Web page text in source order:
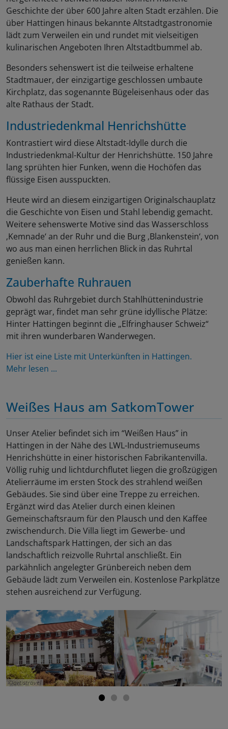
Geschichte der über 600 Jahre alten Stadt erzählen. Die
über Hattingen hinaus bekannte Altstadtgastronomie
lädt zum Verweilen ein und rundet mit vielseitigen
kulinarischen Angeboten Ihren Altstadtbummel ab.
Besonders sehenswert ist die teilweise erhaltene
Stadtmauer, der einzigartige geschlossen umbaute
Kirchplatz, das sogenannte Bügeleisenhaus oder das
alte Rathaus der Stadt.
Industriedenkmal Henrichshütte
Kontrastiert wird diese Altstadt-Idylle durch die
Industriedenkmal-Kultur der Henrichshütte. 150 Jahre
lang sprühten hier Funken, wenn die Hochöfen das
flüssige Eisen ausspuckten.
Heute wird an diesem einzigartigen Originalschauplatz
die Geschichte von Eisen und Stahl lebendig gemacht.
Weitere sehenswerte Motive sind das Wasserschloss
‚Kemnade‘ an der Ruhr und die Burg ‚Blankenstein‘, von
wo aus man einen herrlichen Blick in das Ruhrtal
genießen kann.
Zauberhafte Ruhrauen
Obwohl das Ruhrgebiet durch Stahlhüttenindustrie
geprägt war, findet man sehr grüne idyllische Plätze:
Hinter Hattingen beginnt die „Elfringhauser Schweiz“
mit ihren wunderbaren Wanderwegen.
Hier ist eine Liste mit Unterkünften in Hattingen.
Mehr lesen ...
Weißes Haus am SatkomTower
Unser Atelier befindet sich im “Weißen Haus” in
Hattingen in der Nähe des LWL-Industriemuseums
Henrichshütte in einer historischen Fabrikantenvilla.
Völlig ruhig und lichtdurchflutet liegen die großzügigen
Atelierräume im ersten Stock des strahlend weißen
Gebäudes. Sie sind über eine Treppe zu erreichen.
Ergänzt wird das Atelier durch einen kleinen
Gemeinschaftsraum für den Plausch und den Kaffee
zwischendurch. Die Villa liegt im Gewerbe- und
Landschaftspark Hattingen, der sich an das
landschaftlich reizvolle Ruhrtal anschließt. Ein
parkähnlich angelegter Grünbereich neben dem
Gebäude lädt zum Verweilen ein. Kostenlose Parkplätze
stehen ausreichend zur Verfügung.
artistravel